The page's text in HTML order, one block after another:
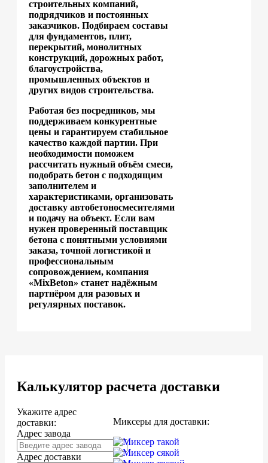
строительных компаний,
подрядчиков и постоянных
заказчиков. Подбираем составы
для фундаментов, плит,
перекрытий, монолитных
конструкций, дорожных работ,
благоустройства,
промышленных объектов и
других видов строительства.
Работая без посредников, мы
поддерживаем конкурентные
цены и гарантируем стабильное
качество каждой партии. При
необходимости поможем
рассчитать нужный объём смеси,
подобрать бетон с подходящим
заполнителем и
характеристиками, организовать
доставку автобетоносмесителями
и подачу на объект. Если вам
нужен проверенный поставщик
бетона с понятными условиями
заказа, точной логистикой и
профессиональным
сопровождением, компания
«MixBeton» станет надёжным
партнёром для разовых и
регулярных поставок.
Калькулятор расчета доставки
Укажите адрес
доставки:
Адрес завода
Адрес доставки
Миксеры для доставки: